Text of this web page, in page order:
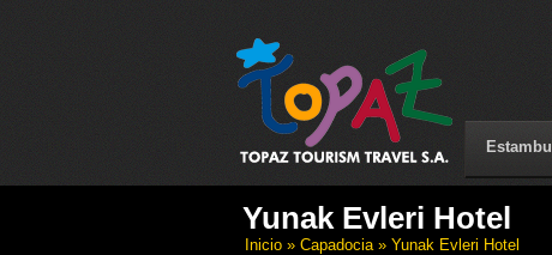
Estambul
Yunak Evleri Hotel
Inicio » Capadocia » Yunak Evleri Hotel